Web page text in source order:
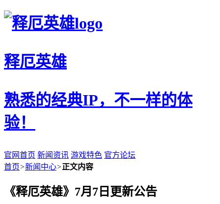
释厄英雄
熟悉的经典IP，不一样的体
验！
官网首页 新闻资讯 游戏特色 官方论坛
首页>新闻中心>正文内容
《释厄英雄》7月7日更新公告